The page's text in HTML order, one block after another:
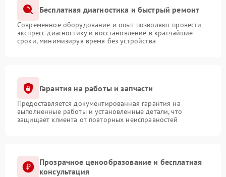
Бесплатная диагностика и быстрый ремонт
Современное оборудование и опыт позволяют провести
экспресс-диагностику и восстановление в кратчайшие
сроки, минимизируя время без устройства
Гарантия на работы и запчасти
Предоставляется документированная гарантия на
выполненные работы и установленные детали, что
защищает клиента от повторных неисправностей
Прозрачное ценообразование и бесплатная
консультация